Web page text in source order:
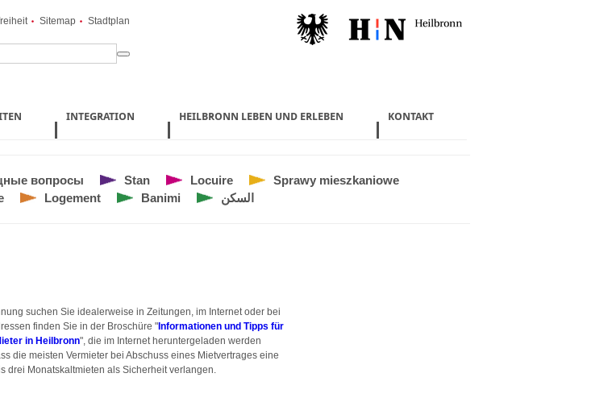
Sitemap Stadtplan
INTEGRATION HEILBRONN LEBEN UND ERLEBEN KONTAKT
вопросы Stan Locuire
Sprawy mieszkaniowe
Logement Banimi السكن
suchen Sie idealerweise in Zeitungen, im Internet oder bei
finden Sie in der Broschüre " Informationen und Tipps für
in Heilbronn", die im Internet heruntergeladen werden
die meisten Vermieter bei Abschuss eines Mietvertrages eine
drei Monatskaltmieten als Sicherheit verlangen.